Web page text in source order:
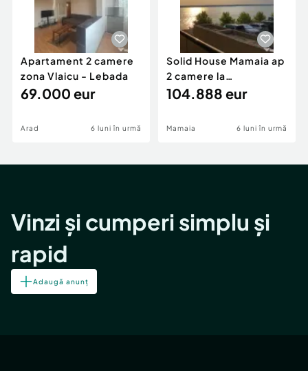
Apartament 2 camere
zona Vlaicu - Lebada
69.000 eur
Arad 6 luni în urmă
Solid House Mamaia ap
2 camere la
cheie,langa Mega
104.888 eur
Mamaia 6 luni în urmă
Vinzi și cumperi simplu și
rapid
Adaugă anunț